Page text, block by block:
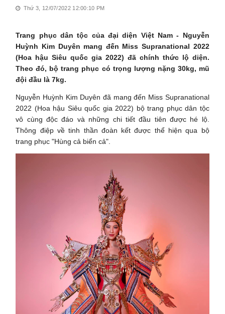
Thứ 3, 12/07/2022 12:00:10 PM
Trang phục dân tộc của đại diện Việt Nam - Nguyễn
Huỳnh Kim Duyên mang đến Miss Supranational 2022
(Hoa hậu Siêu quốc gia 2022) đã chính thức lộ diện.
Theo đó, bộ trang phục có trọng lượng nặng 30kg, mũ
đội đầu là 7kg.
Nguyễn Huỳnh Kim Duyên đã mang đến Miss Supranational
2022 (Hoa hậu Siêu quốc gia 2022) bộ trang phục dân tộc
vô cùng độc đáo và những chi tiết đầu tiên được hé lộ.
Thông điệp về tinh thần đoàn kết được thể hiện qua bộ
trang phục "Hùng cả biển cả".